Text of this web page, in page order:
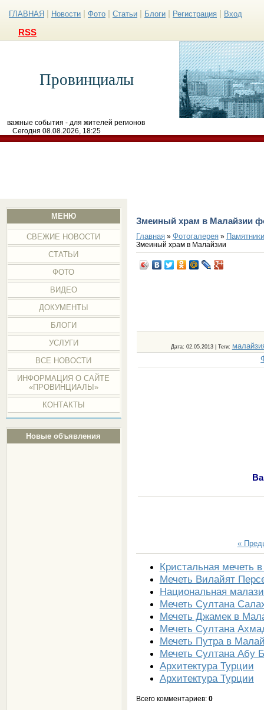
ГЛАВНАЯ Новости Фото Статьи Блоги Регистрация Вход
RSS
Провинциалы
важные события - для жителей регионов
Сегодня 08.08.2026, 18:25
МЕНЮ
СВЕЖИЕ НОВОСТИ
СТАТЬИ
ФОТО
ВИДЕО
ДОКУМЕНТЫ
БЛОГИ
УСЛУГИ
ВСЕ НОВОСТИ
ИНФОРМАЦИЯ О САЙТЕ
«ПРОВИНЦИАЛЫ»
КОНТАКТЫ
Новые объявления
Змеиный храм в Малайзии
Главная» Фотогалерея»
Змеиный храм в Малайзии
Дата: 02.05.2013 | Теги:
«
Кристальная мечеть
Мечеть Вилайят
Национальная
Мечеть Султана
Мечеть Джамек в
Мечеть Султана
Мечеть Путра в
Мечеть Султана Абу
Архитектура Турции
Архитектура Турции
Всего комментариев: 0